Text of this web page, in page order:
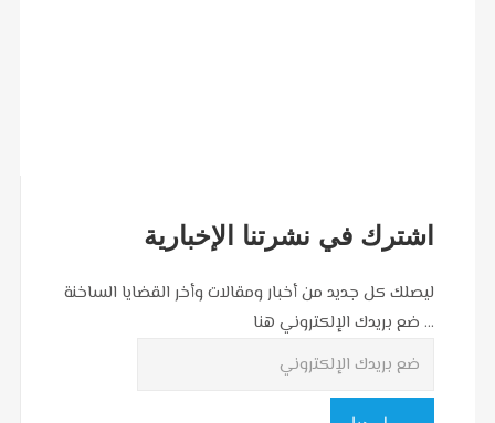
اشترك في نشرتنا الإخبارية
ليصلك كل جديد من أخبار ومقالات وأخر القضايا الساخنة
... ضع بريدك الإلكتروني هنا